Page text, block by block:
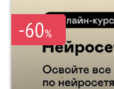
-60%